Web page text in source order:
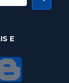
E